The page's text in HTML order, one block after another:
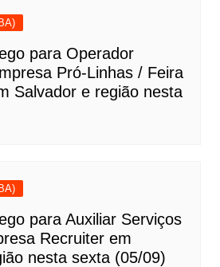
para Operador
Pró-Linhas / Feira
Salvador e região nesta
para Auxiliar Serviços
Recruiter em
nesta sexta (05/09)